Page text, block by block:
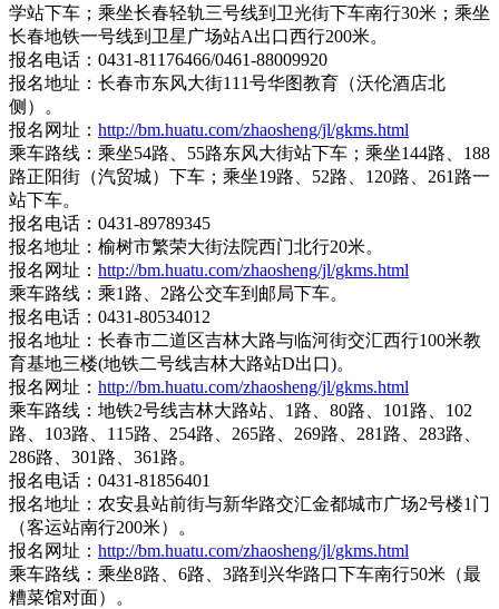
学站下车；乘坐长春轻轨三号线到卫光街下车南行30米；乘坐
长春地铁一号线到卫星广场站A出口西行200米。
报名电话：0431-81176466/0461-88009920
报名地址：长春市东风大街111号华图教育（沃伦酒店北
侧）。
报名网址： http://bm.huatu.com/zhaosheng/jl/gkms.html
乘车路线：乘坐54路、55路东风大街站下车；乘坐144路、188
路正阳街（汽贸城）下车；乘坐19路、52路、120路、261路一
站下车。
报名电话：0431-89789345
报名地址：榆树市繁荣大街法院西门北行20米。
报名网址： http://bm.huatu.com/zhaosheng/jl/gkms.html
乘车路线：乘1路、2路公交车到邮局下车。
报名电话：0431-80534012
报名地址：长春市二道区吉林大路与临河街交汇西行100米教
育基地三楼(地铁二号线吉林大路站D出口)。
报名网址： http://bm.huatu.com/zhaosheng/jl/gkms.html
乘车路线：地铁2号线吉林大路站、1路、80路、101路、102
路、103路、115路、254路、265路、269路、281路、283路、
286路、301路、361路。
报名电话：0431-81856401
报名地址：农安县站前街与新华路交汇金都城市广场2号楼1门
（客运站南行200米）。
报名网址： http://bm.huatu.com/zhaosheng/jl/gkms.html
乘车路线：乘坐8路、6路、3路到兴华路口下车南行50米（最
糟菜馆对面）。